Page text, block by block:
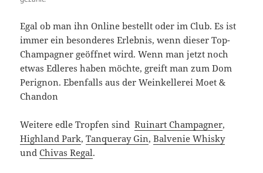
Egal ob man ihn Online bestellt oder im Club. Es ist
immer ein besonderes Erlebnis, wenn dieser Top-
Champagner geöffnet wird. Wenn man jetzt noch
etwas Edleres haben möchte, greift man zum Dom
Perignon. Ebenfalls aus der Weinkellerei Moet &
Chandon
Weitere edle Tropfen sindRuinart Champagner,
Highland Park,Tanqueray Gin,Balvenie Whisky
undChivas Regal.